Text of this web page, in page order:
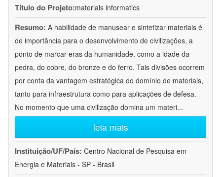
Título do Projeto:materials informatics
Resumo: A habilidade de manusear e sintetizar materiais é
de importância para o desenvolvimento de civilizações, a
ponto de marcar eras da humanidade, como a idade da
pedra, do cobre, do bronze e do ferro. Tais divisões ocorrem
por conta da vantagem estratégica do domínio de materiais,
tanto para infraestrutura como para aplicações de defesa.
No momento que uma civilização domina um materi...
leia mais
Instituição/UF/País: Centro Nacional de Pesquisa em
Energia e Materiais - SP - Brasil